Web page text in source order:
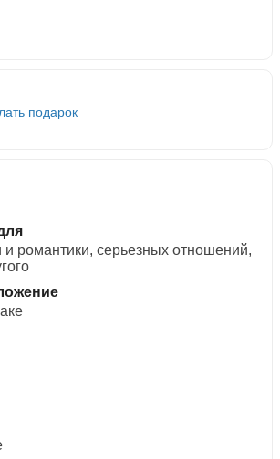
подарок
романтики, cерьезных отношений,